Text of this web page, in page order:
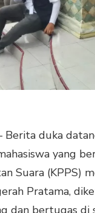
Berita duka
yang
Suara (KPPS)
Pratama,
dan bertugas